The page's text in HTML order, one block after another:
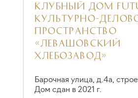
КЛУБНЫЙ ДОМ
КУЛЬТУРНО-
ПРОСТРАНСТВО
«ЛЕВАШОВСКИЙ
ХЛЕБОЗАВОД»
Барочная улица, д.4а,
Дом сдан в 2021 г.